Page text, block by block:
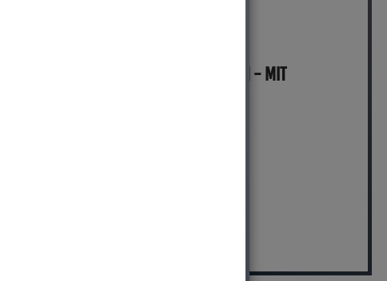
MICH KANNST DU BESTELLEN - MIT